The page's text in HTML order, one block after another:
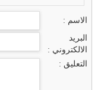
الاسم :
البريد
الالكتروني :
التعليق :